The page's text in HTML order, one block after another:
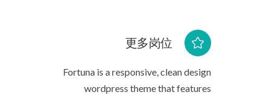
更多岗位
Fortuna is a responsive, clean design
wordpress theme that features